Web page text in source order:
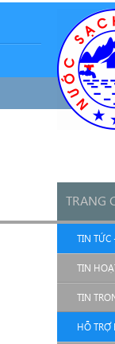
TIN TỨC
TIN
TIN
HỖ TRỢ
TRANG